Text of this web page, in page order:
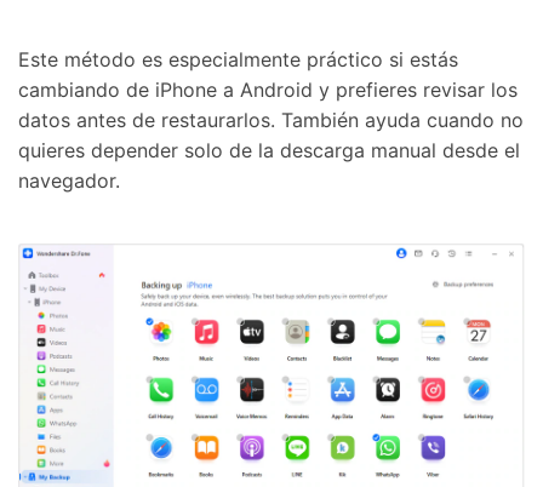
Este método es especialmente práctico si estás
cambiando de iPhone a Android y prefieres revisar los
datos antes de restaurarlos. También ayuda cuando no
quieres depender solo de la descarga manual desde el
navegador.